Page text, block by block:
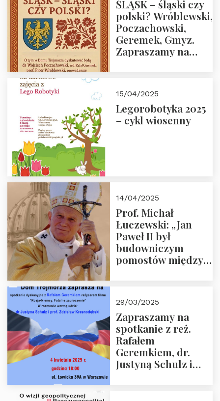
ŚLĄSK – śląski czy
polski? Wróblewski,
Poczachowski,
Geremek, Gmyz.
Zapraszamy na
Trójmorza.
15/04/2025
Legorobotyka 2025
– cykl wiosenny
14/04/2025
Prof. Michał
Łuczewski: „Jan
Paweł II był
budowniczym
pomostów między
29/03/2025
Zapraszamy na
spotkanie z reż.
Rafałem
Geremkiem, dr.
Justyną Schulz i